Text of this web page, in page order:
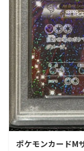
ポケモンカードM